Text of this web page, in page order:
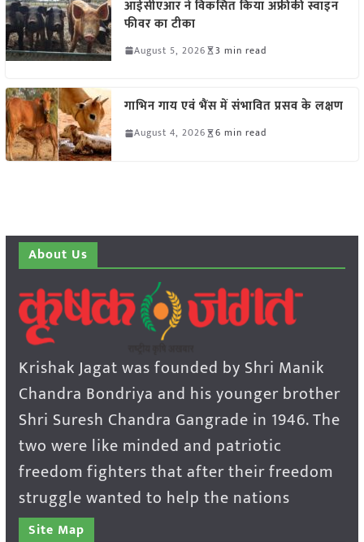
आईसीएआर ने विकसित किया अफ्रीकी स्वाइन
फीवर का टीका
August 5, 2026 3 min read
गाभिन गाय एवं भैंस में संभावित प्रसव के लक्षण
August 4, 2026 6 min read
About Us
Krishak Jagat was founded by Shri Manik
Chandra Bondriya and his younger brother
Shri Suresh Chandra Gangrade in 1946. The
two were like minded and patriotic
freedom fighters that after their freedom
struggle wanted to help the nations
Site Map